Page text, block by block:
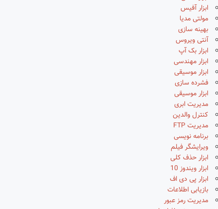
ابزار آفیس
مولتی مدیا
بهینه سازی
آنتی ویروس
ابزار بک آپ
ابزار مهندسی
ابزار موسیقی
فشرده سازی
ابزار موسیقی
مدیریت ابری
کنترل والدین
مدیریت FTP
برنامه نویسی
ویرایشگر فیلم
ابزار حذف کلی
ابزار ویندوز 10
ابزار پی دی اف
بازیابی اطلاعات
مدیریت رمز عبور